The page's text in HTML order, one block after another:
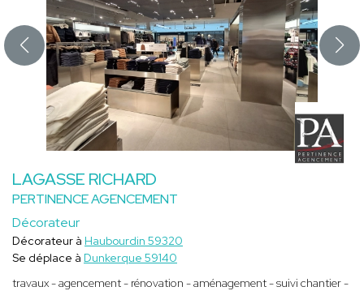
LAGASSE RICHARD
PERTINENCE AGENCEMENT
Décorateur
Décorateur à Haubourdin 59320
Se déplace à Dunkerque 59140
travaux - agencement - rénovation - aménagement - suivi chantier -